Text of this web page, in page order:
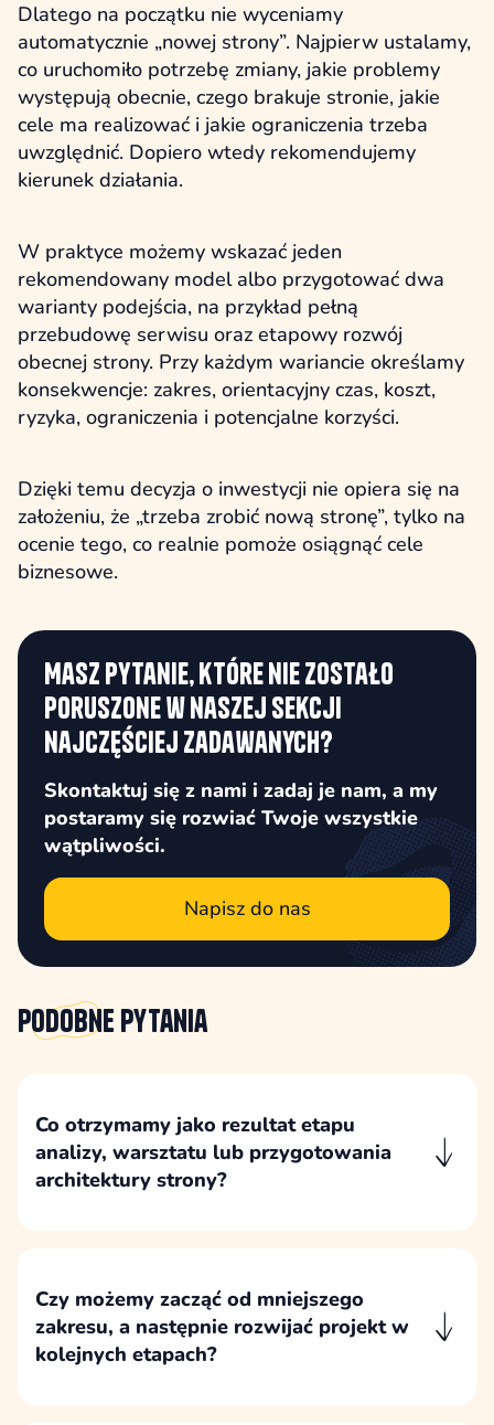
Dlatego na początku nie wyceniamy
automatycznie „nowej strony”. Najpierw ustalamy,
co uruchomiło potrzebę zmiany, jakie problemy
występują obecnie, czego brakuje stronie, jakie
cele ma realizować i jakie ograniczenia trzeba
uwzględnić. Dopiero wtedy rekomendujemy
kierunek działania.
W praktyce możemy wskazać jeden
rekomendowany model albo przygotować dwa
warianty podejścia, na przykład pełną
przebudowę serwisu oraz etapowy rozwój
obecnej strony. Przy każdym wariancie określamy
konsekwencje: zakres, orientacyjny czas, koszt,
ryzyka, ograniczenia i potencjalne korzyści.
Dzięki temu decyzja o inwestycji nie opiera się na
założeniu, że „trzeba zrobić nową stronę”, tylko na
ocenie tego, co realnie pomoże osiągnąć cele
biznesowe.
Masz pytanie, które nie zostało
poruszone w naszej sekcji
najczęściej zadawanych?
Skontaktuj się z nami i zadaj je nam, a my
postaramy się rozwiać Twoje wszystkie
wątpliwości.
Napisz do nas
Podobne pytania
Co otrzymamy jako rezultat etapu
analizy, warsztatu lub przygotowania
architektury strony?
kluczowe założenia, ryzyka i podstawa do
rzetelnej wyceny.
Czy możemy zacząć od mniejszego
zakresu, a następnie rozwijać projekt w
kolejnych etapach?